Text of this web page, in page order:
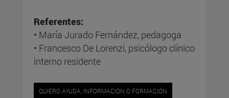
Referentes:
• María Jurado Fernández, pedagoga
• Francesco De Lorenzi, psicólogo clínico
interno residente
QUIERO AYUDA, INFORMACIÓN O FORMACIÓN